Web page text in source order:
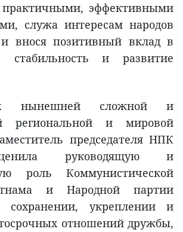
практичными, эффективными
служа интересам народов
внося позитивный вклад в
и развитие
нынешней сложной и
региональной и мировой
председателя НПК
руководящую и
роль Коммунистической
и Народной партии
укреплении и
отношений дружбы,